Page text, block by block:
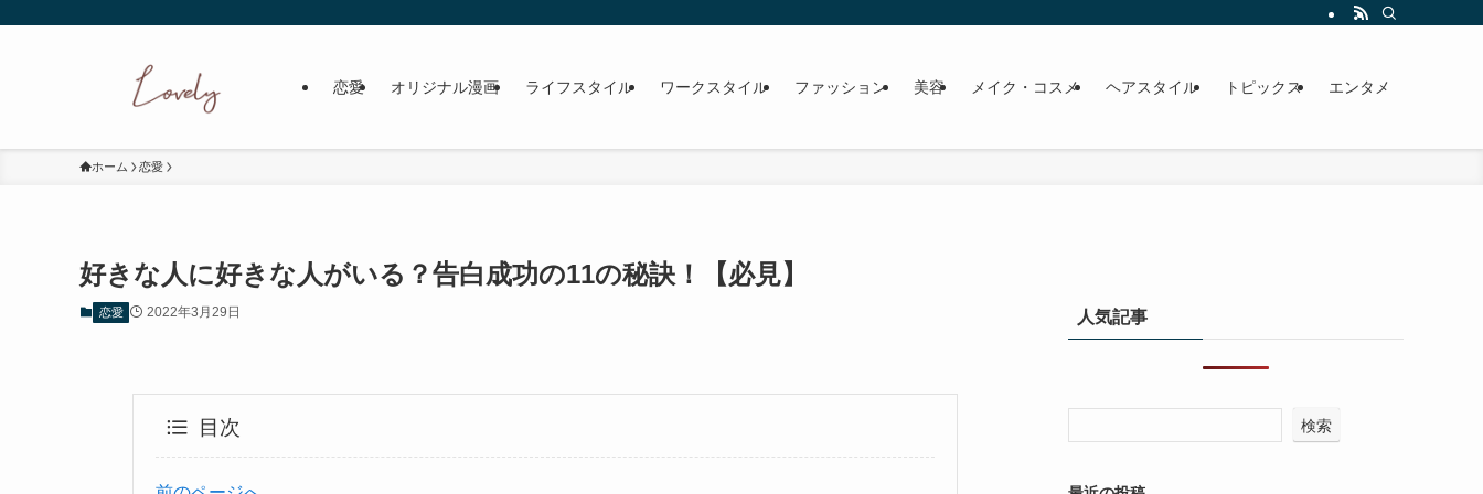
恋愛 オリジナル漫画 ライフスタイル ワークスタイル ファッション 美容 メイク・コスメ ヘアスタイル トピックス エンタメ
ホーム 恋愛
好きな人に好きな人がいる？告白成功の11の秘訣！【必見】
恋愛 2022年3月29日
目次
人気記事
検索